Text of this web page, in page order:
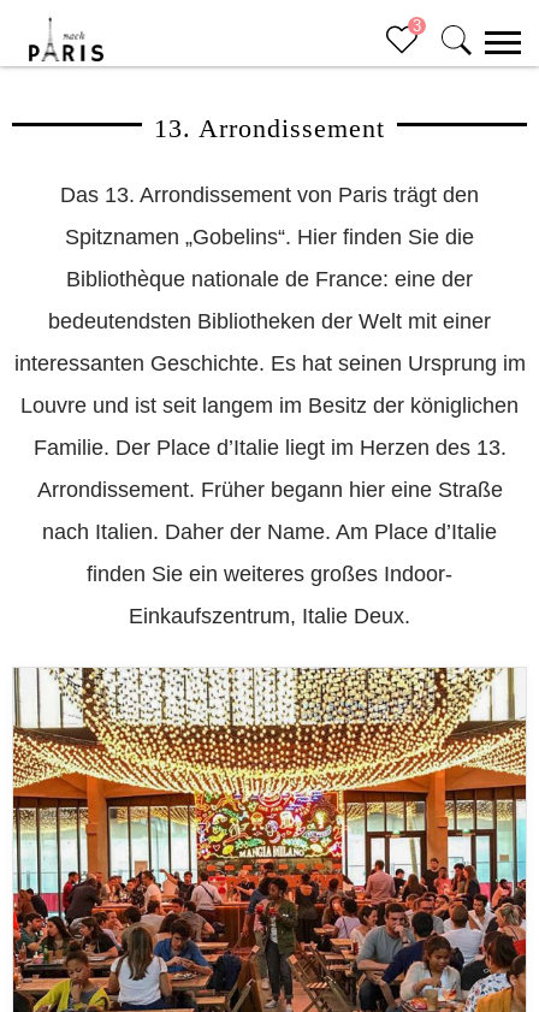
3
Bucketlist
Sluiten (x)
13. Arrondissement
Das 13. Arrondissement von Paris trägt den
Spitznamen „Gobelins“. Hier finden Sie die
Bibliothèque nationale de France: eine der
bedeutendsten Bibliotheken der Welt mit einer
interessanten Geschichte. Es hat seinen Ursprung im
Louvre und ist seit langem im Besitz der königlichen
Familie. Der Place d’Italie liegt im Herzen des 13.
Arrondissement. Früher begann hier eine Straße
nach Italien. Daher der Name. Am Place d’Italie
finden Sie ein weiteres großes Indoor-
Einkaufszentrum, Italie Deux.